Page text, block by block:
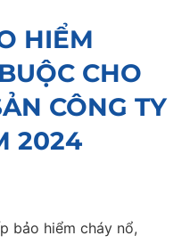
HIỂM
CHO
CÔNG TY
2024
bảo hiểm cháy nổ,